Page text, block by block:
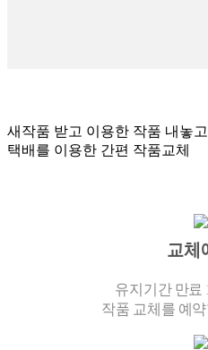
새작품 받고 이용한 작품 내놓고
택배를 이용한 간편 작품교체
교체
유지기간 만료
작품 교체를 예